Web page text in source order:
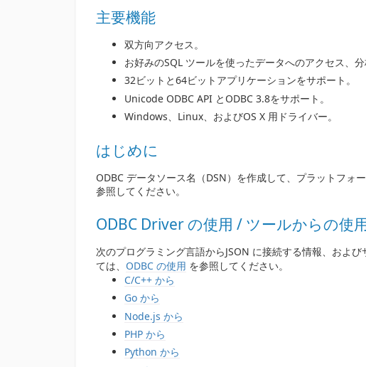
主要機能
双方向アクセス。
お好みのSQL ツールを使ったデータへのアクセス、分
32ビットと64ビットアプリケーションをサポート。
Unicode ODBC API とODBC 3.8をサポート。
Windows、Linux、およびOS X 用ドライバー。
はじめに
ODBC データソース名（DSN）を作成して、プラットフォ
参照してください。
ODBC Driver の使用 / ツールからの使
次のプログラミング言語からJSON に接続する情報、およ
ては、 ODBC の使用 を参照してください。
C/C++ から
Go から
Node.js から
PHP から
Python から